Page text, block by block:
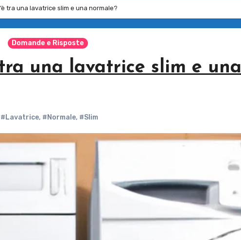
tra una lavatrice slim e una normale?
Domande e Risposte
una lavatrice slim e una
#Lavatrice, #Normale, #Slim